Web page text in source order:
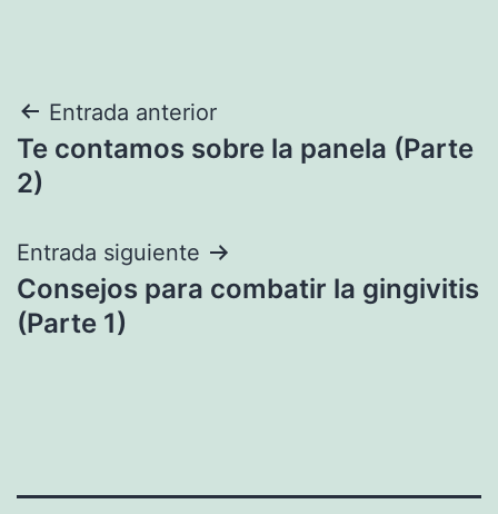
Navegación
de
Entrada anterior
Te contamos sobre la panela (Parte
2)
Entrada siguiente
Consejos para combatir la gingivitis
(Parte 1)